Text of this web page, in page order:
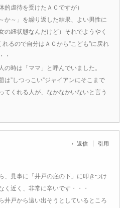
虐待を受けたＡＣですが）
か～」を繰り返した結果、よい男性に
の紐状態なんだけど）それでようやく
れるので自分はＡＣから”こども”に戻れ
・
時は「ママ」と呼んでいました。
は”しつっこい”ジャイアンにそこまで
てくれる人が、なかなかいないと言う
返信 引用
、見事に「井戸の底の下」に叩きつけ
く近く、非常に辛いです・・・
井戸から這い出そうとしているところ